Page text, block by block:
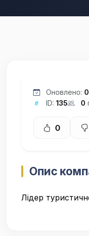
Оновлено:
ID: 135 0
0
Опис
Лідер